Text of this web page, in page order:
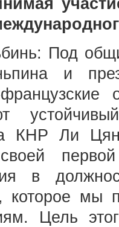
Под
и
КНР Ли
в
которое мы
Цель